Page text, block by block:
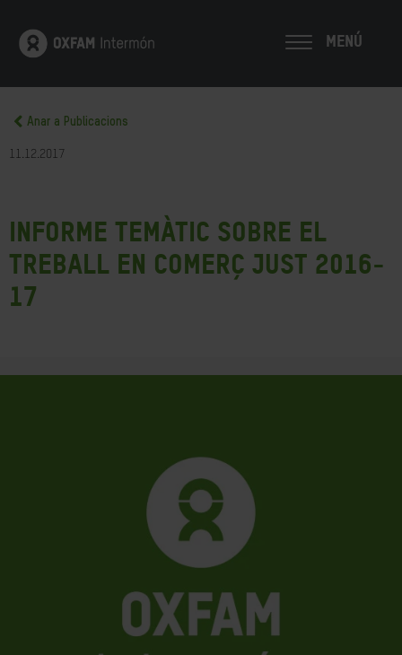
MENÚ
Anar a Publicacions
11.12.2017
Informe Temàtic sobre el
treball en Comerç Just 2016-
17